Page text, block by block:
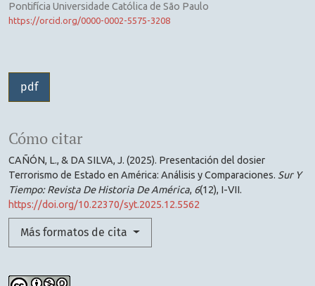
Pontifícia Universidade Católica de São Paulo
https://orcid.org/0000-0002-5575-3208
pdf
Cómo citar
CAÑÓN, L., & DA SILVA, J. (2025). Presentación del dosier
Terrorismo de Estado en América: Análisis y Comparaciones. Sur Y
Tiempo: Revista De Historia De América, 6(12), I-VII.
https://doi.org/10.22370/syt.2025.12.5562
Más formatos de cita